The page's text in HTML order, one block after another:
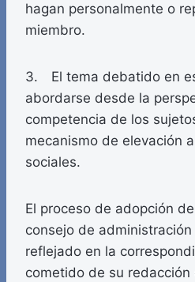
hagan personalmente o
miembro.
3. El tema debatido en
abordarse desde la
competencia de los
mecanismo de elevación
sociales.
El proceso de adopción
consejo de
reflejado en la
cometido de su redacción